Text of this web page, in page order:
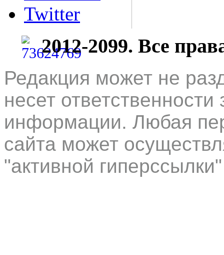
Twitter
2012-2099. Все
Редакция может не
несет
информации. Любая
сайта может
"активной